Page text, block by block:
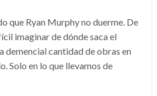
que Ryan Murphy no duerme. De
imaginar de dónde saca el
demencial cantidad de obras en
Solo en lo que llevamos de